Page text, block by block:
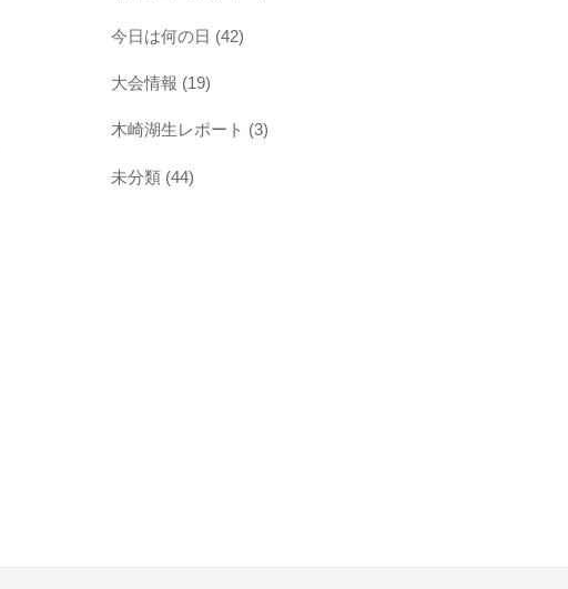
今日は何の日 (42)
大会情報 (19)
木崎湖生レポート (3)
未分類 (44)